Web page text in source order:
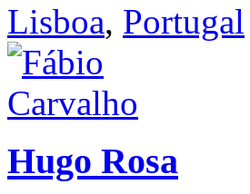
Lisboa, Portugal
Hugo Rosa